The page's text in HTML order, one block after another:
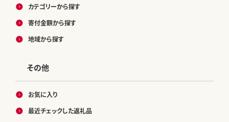
カテゴリーから探す
寄付金額から探す
地域から探す
その他
お気に入り
最近チェックした返礼品